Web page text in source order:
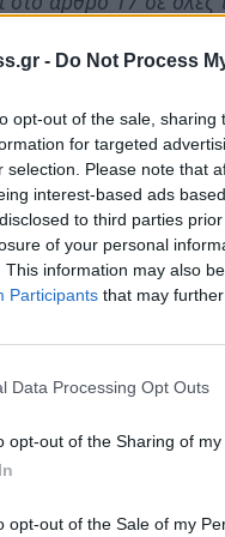
- Do Not Process
opt-out of the sale,
for targeted
selection. Please note that
interest-based ads
to third parties
of your personal
This information may also
Participants that may
Data Processing Opt Outs
opt-out of the Sharing of my
opt-out of the Sale of my
υπάρχει ή δεν
κ. Κουφό να
του
του Δ.Σ, τόσο
των
της Νοσηλευτικής